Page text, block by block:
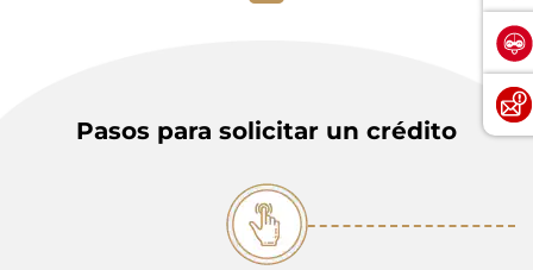
Pasos para solicitar un crédito